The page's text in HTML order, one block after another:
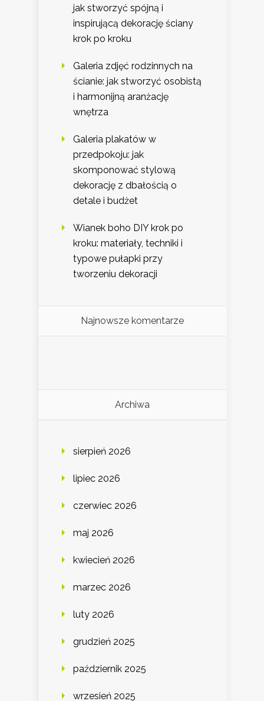
jak stworzyć spójną i
inspirującą dekorację ściany
krok po kroku
Galeria zdjęć rodzinnych na
ścianie: jak stworzyć osobistą
i harmonijną aranżację
wnętrza
Galeria plakatów w
przedpokoju: jak
skomponować stylową
dekorację z dbałością o
detale i budżet
Wianek boho DIY krok po
kroku: materiały, techniki i
typowe pułapki przy
tworzeniu dekoracji
Najnowsze komentarze
Archiwa
sierpień 2026
lipiec 2026
czerwiec 2026
maj 2026
kwiecień 2026
marzec 2026
luty 2026
grudzień 2025
październik 2025
wrzesień 2025